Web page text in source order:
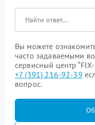
Вы можете
часто задаваемыми
сервисный центр
+7 (391) 216-92-39
вопрос.